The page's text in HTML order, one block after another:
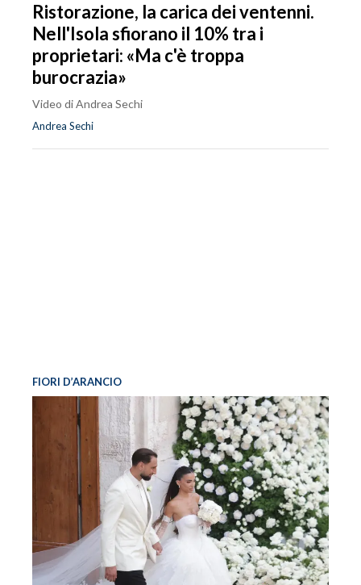
Ristorazione, la carica dei ventenni.
Nell'Isola sfiorano il 10% tra i
proprietari: «Ma c'è troppa
burocrazia»
Video di Andrea Sechi
Andrea Sechi
FIORI D’ARANCIO